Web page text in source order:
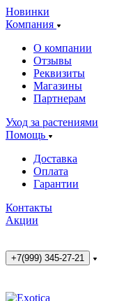
Новинки
Компания
О компании
Отзывы
Реквизиты
Магазины
Партнерам
Уход за растениями
Помощь
Доставка
Оплата
Гарантии
Контакты
Акции
+7(999) 345-27-21